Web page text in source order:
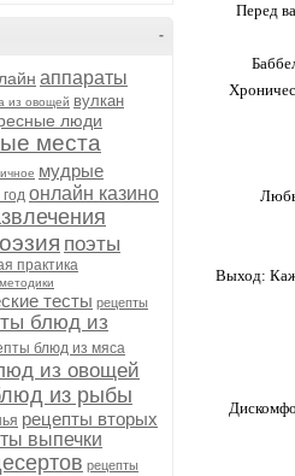
-
аппараты
из овощей вулкан
люди
места
мудрые
онлайн казино
поэты
практика
тесты рецепты
блюд из
блюд из мяса
из овощей
из рыбы
рецепты вторых
выпечки
рецепты
Перед
Выход: